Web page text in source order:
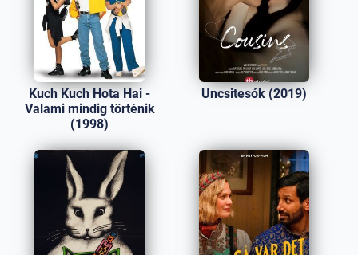
Kuch Kuch Hota Hai -
Valami mindig történik
(1998)
Uncsitesók (2019)